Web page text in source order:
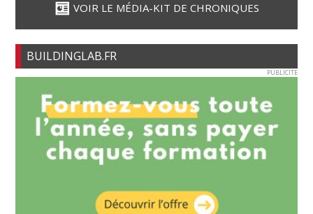
VOIR LE MÉDIA-KIT DE CHRONIQUES
BUILDINGLAB.FR
PUBLICITE